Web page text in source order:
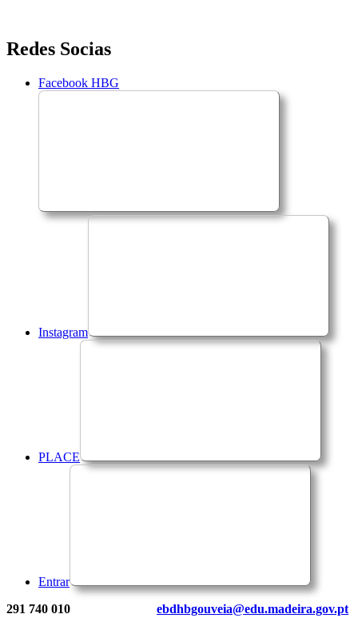
Saltar
para
conteúdo
Redes Socias
Facebook HBG
Instagram
PLACE
Entrar
291 740 010 ebdhbgouveia@edu.madeira.gov.pt